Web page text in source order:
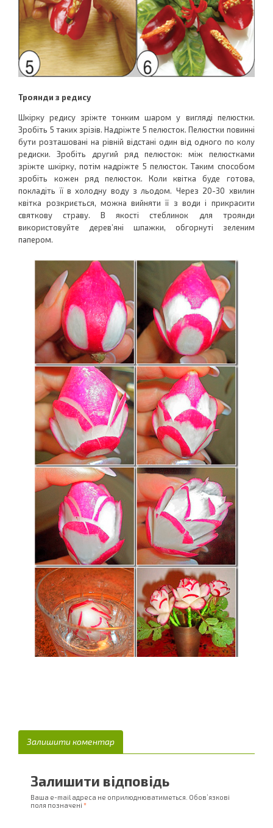
Троянди з редису
Шкірку редису зріжте тонким шаром у вигляді пелюстки.
Зробіть 5 таких зрізів. Надріжте 5 пелюсток. Пелюстки повинні
бути розташовані на рівній відстані один від одного по колу
редиски. Зробіть другий ряд пелюсток: між пелюстками
зріжте шкірку, потім надріжте 5 пелюсток. Таким способом
зробіть кожен ряд пелюсток. Коли квітка буде готова,
покладіть її в холодну воду з льодом. Через 20-30 хвилин
квітка розкриється, можна вийняти її з води і прикрасити
святкову страву. В якості стеблинок для троянди
використовуйте дерев’яні шпажки, обгорнуті зеленим
папером.
Залишити коментар
Залишити відповідь
Ваша e-mail адреса не оприлюднюватиметься. Обов’язкові
поля позначені *